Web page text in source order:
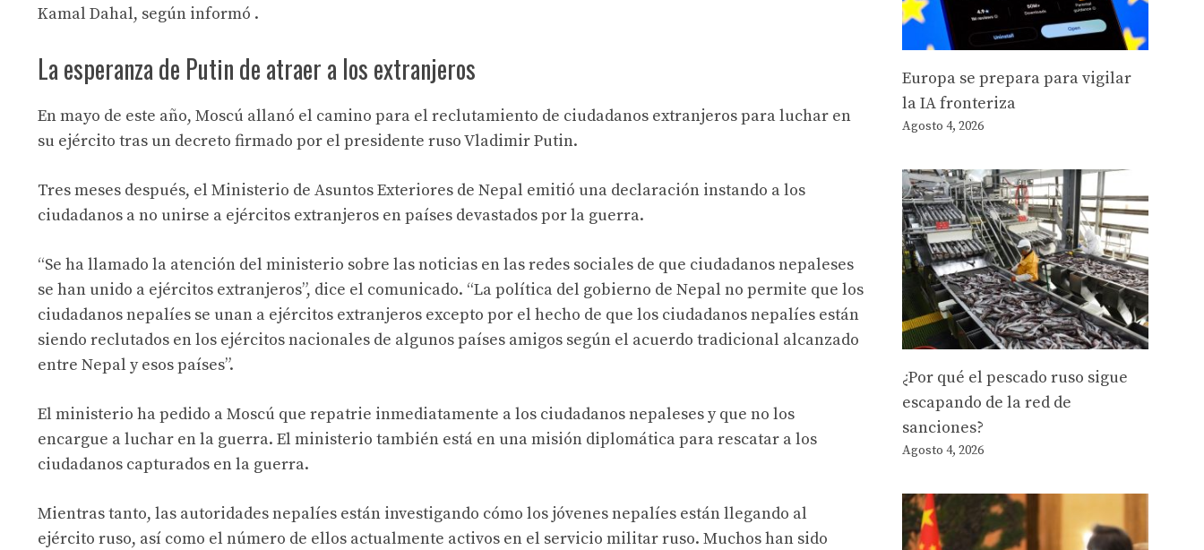
Kamal Dahal, según informó .
La esperanza de Putin de atraer a los extranjeros
En mayo de este año, Moscú allanó el camino para el reclutamiento de ciudadanos extranjeros para luchar en
su ejército tras un decreto firmado por el presidente ruso Vladimir Putin.
Tres meses después, el Ministerio de Asuntos Exteriores de Nepal emitió una declaración instando a los
ciudadanos a no unirse a ejércitos extranjeros en países devastados por la guerra.
“Se ha llamado la atención del ministerio sobre las noticias en las redes sociales de que ciudadanos nepaleses
se han unido a ejércitos extranjeros”, dice el comunicado. “La política del gobierno de Nepal no permite que los
ciudadanos nepalíes se unan a ejércitos extranjeros excepto por el hecho de que los ciudadanos nepalíes están
siendo reclutados en los ejércitos nacionales de algunos países amigos según el acuerdo tradicional alcanzado
entre Nepal y esos países”.
El ministerio ha pedido a Moscú que repatrie inmediatamente a los ciudadanos nepaleses y que no los
encargue a luchar en la guerra. El ministerio también está en una misión diplomática para rescatar a los
ciudadanos capturados en la guerra.
Mientras tanto, las autoridades nepalíes están investigando cómo los jóvenes nepalíes están llegando al
ejército ruso, así como el número de ellos actualmente activos en el servicio militar ruso. Muchos han sido
Europa se prepara para vigilar
la IA fronteriza
Agosto 4, 2026
¿Por qué el pescado ruso sigue
escapando de la red de
sanciones?
Agosto 4, 2026